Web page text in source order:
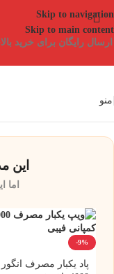
Skip to navigation
Skip to main content
منو
این
اما
-9%
پاد یکبار مصرف انگور